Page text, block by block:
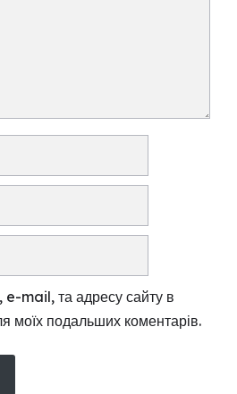
e-mail, та адресу сайту в
моїх подальших коментарів.